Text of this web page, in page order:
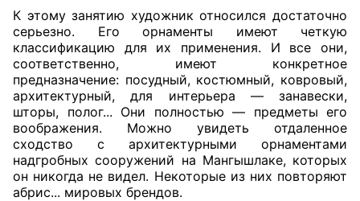
К этому занятию художник относился достаточно
серьезно. Его орнаменты имеют четкую
классификацию для их применения. И все они,
соответственно, имеют конкретное
предназначение: посудный, костюмный, ковровый,
архитектурный, для интерьера — занавески,
шторы, полог... Они полностью — предметы его
воображения. Можно увидеть отдаленное
сходство с архитектурными орнаментами
надгробных сооружений на Мангышлаке, которых
он никогда не видел. Некоторые из них повторяют
абрис... мировых брендов.